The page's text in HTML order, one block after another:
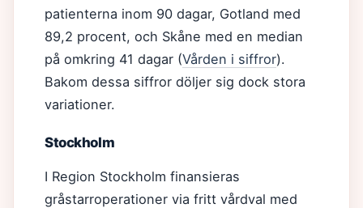
patienterna inom 90 dagar, Gotland med
89,2 procent, och Skåne med en median
på omkring 41 dagar (Vården i siffror).
Bakom dessa siffror döljer sig dock stora
variationer.
Stockholm
I Region Stockholm finansieras
gråstarroperationer via fritt vårdval med